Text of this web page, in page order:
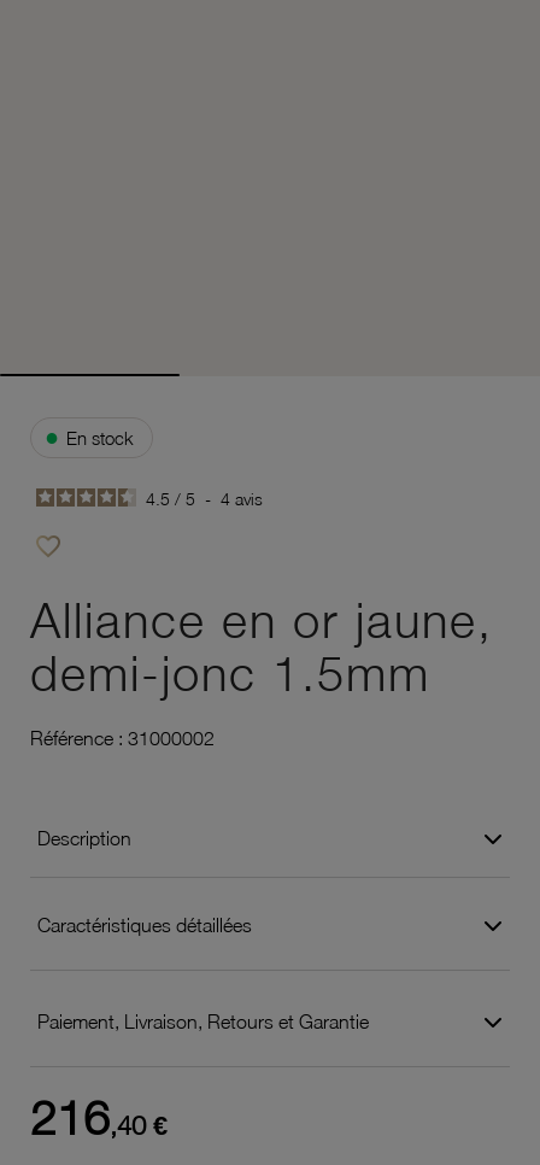
● En stock
4.5 / 5 - 4 avis
favorite_border
Alliance en or jaune,
demi-jonc 1.5mm
Référence : 31000002
Description
Caractéristiques détaillées
Paiement, Livraison, Retours et Garantie
216,40 €